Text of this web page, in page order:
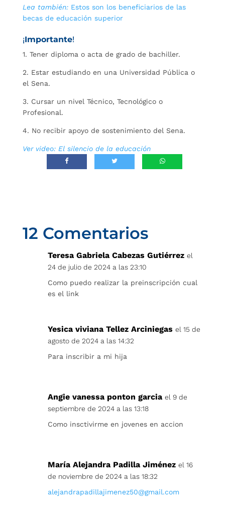
Lea también:Estos son los beneficiarios de las
becas de educación superior
¡Importante!
1. Tener diploma o acta de grado de bachiller.
2. Estar estudiando en una Universidad Pública o
el Sena.
3. Cursar un nivel Técnico, Tecnológico o
Profesional.
4. No recibir apoyo de sostenimiento del Sena.
Ver video: El silencio de la educación
12 Comentarios
Teresa Gabriela Cabezas Gutiérrez el
24 de julio de 2024 a las 23:10
Como puedo realizar la preinscripción cual
es el link
Yesica viviana Tellez Arciniegas el 15 de
agosto de 2024 a las 14:32
Para inscribir a mi hija
Angie vanessa ponton garcia el 9 de
septiembre de 2024 a las 13:18
Como insctivirme en jovenes en accion
María Alejandra Padilla Jiménez el 16
de noviembre de 2024 a las 18:32
alejandrapadillajimenez50@gmail.com